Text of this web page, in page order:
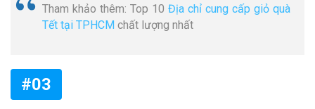
Tham khảo thêm: Top 10 Địa chỉ cung cấp giỏ quà
Tết tại TPHCM chất lượng nhất
#03